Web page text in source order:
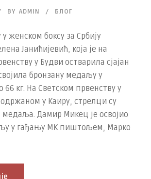
BY ADMIN БЛОГ
женском боксу за Србију
Јанићијевић, која је на
у Будви остварила сјајан
бронзану медаљу у
66 кг. На Светском првенству у
у Каиру, стрелци су
медаља. Дамир Микец је освојио
у гађању МК пиштољем, Марко